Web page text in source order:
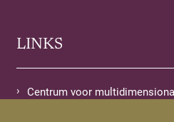
LINKS
Centrum voor